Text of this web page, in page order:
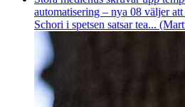
automatisering – nya 08 väljer
Schori i spetsen satsar tea...